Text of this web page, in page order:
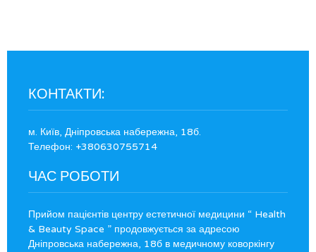
КОНТАКТИ:
м. Київ, Дніпровська набережна, 18б.
Телефон: +380630755714
ЧАС РОБОТИ
Прийом пацієнтів центру естетичної медицини “ Health
& Beauty Space ” продовжується за адресою
Дніпровська набережна, 18б в медичному коворкінгу